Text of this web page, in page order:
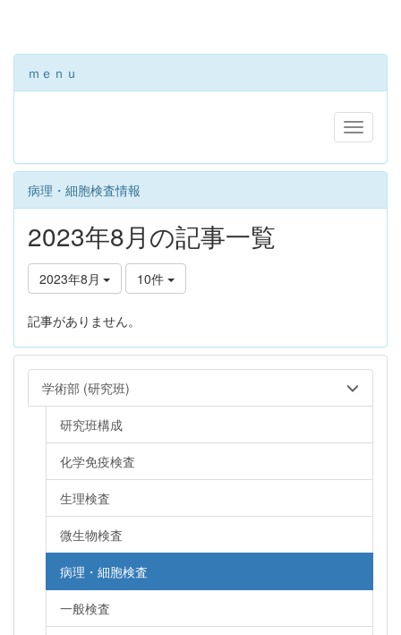
ｍｅｎｕ
病理・細胞検査情報
2023年8月の記事一覧
2023年8月 10件
記事がありません。
学術部 (研究班)
研究班構成
化学免疫検査
生理検査
微生物検査
病理・細胞検査
一般検査